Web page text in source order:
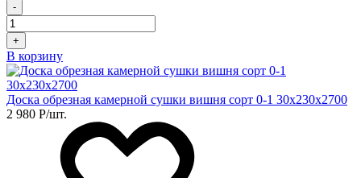
-
+
В корзину
Доска обрезная камерной сушки вишня сорт 0-1 30х230х2700
2 980 Р/шт.